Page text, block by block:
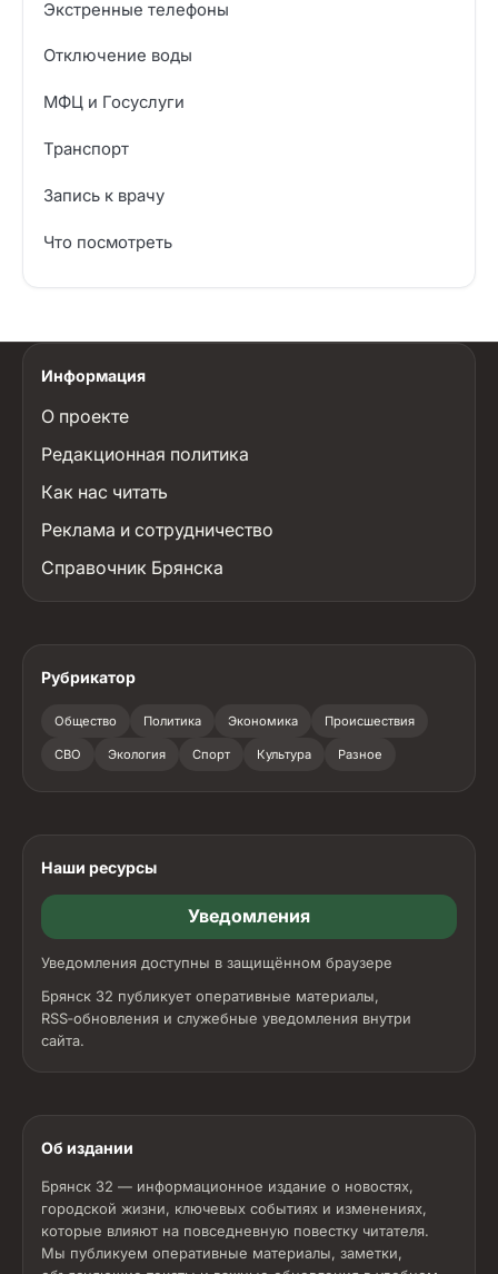
Экстренные телефоны
Отключение воды
МФЦ и Госуслуги
Транспорт
Запись к врачу
Что посмотреть
Информация
О проекте
Редакционная политика
Как нас читать
Реклама и сотрудничество
Справочник Брянска
Рубрикатор
Общество Политика Экономика Происшествия
СВО Экология Спорт Культура Разное
Наши ресурсы
Уведомления
Уведомления доступны в защищённом браузере
Брянск 32 публикует оперативные материалы,
RSS‑обновления и служебные уведомления внутри
сайта.
Об издании
Брянск 32 — информационное издание о новостях,
городской жизни, ключевых событиях и изменениях,
которые влияют на повседневную повестку читателя.
Мы публикуем оперативные материалы, заметки,